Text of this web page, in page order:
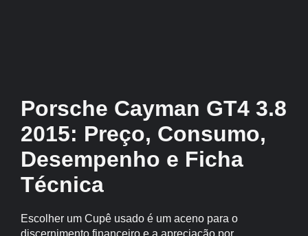
Porsche Cayman GT4 3.8
2015: Preço, Consumo,
Desempenho e Ficha
Técnica
Escolher um Cupê usado é um aceno para o
discernimento financeiro e a apreciação por